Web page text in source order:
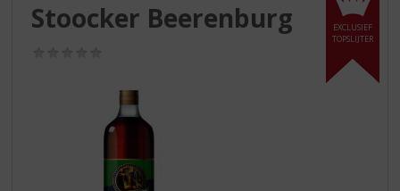
EXCLUSIEF
TOPSLIJTER
Stoocker Beerenburg